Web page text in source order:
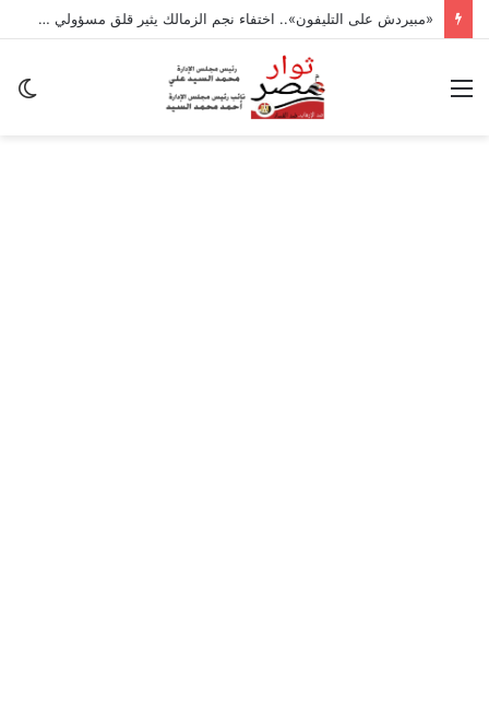
«مبيردش على التليفون».. اختفاء نجم الزمالك يثير قلق مسؤولي «الأبيض»
القائمة